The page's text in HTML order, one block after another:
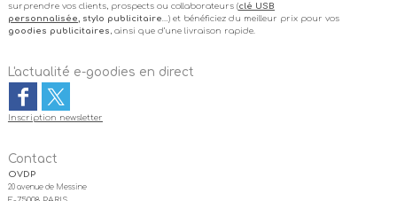
surprendre vos clients, prospects ou collaborateurs (clé USB
personnalisée , stylo publicitaire …) et bénéficiez du meilleur prix pour vos
goodies publicitaires , ainsi que d’une livraison rapide.
L'actualité e-goodies en direct
Inscription newsletter
Contact
OVDP
20 avenue de Messine